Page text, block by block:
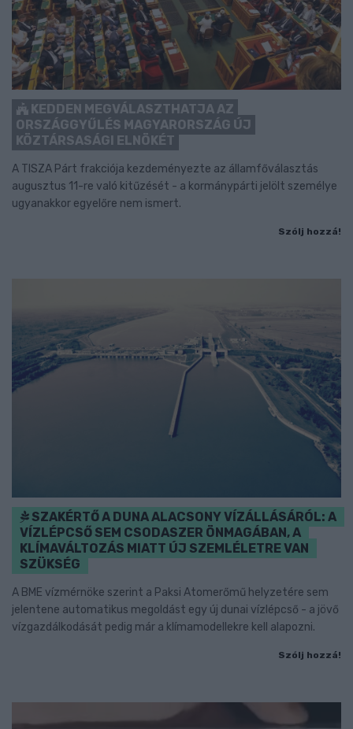
KEDDEN MEGVÁLASZTHATJA AZ
ORSZÁGGYŰLÉS MAGYARORSZÁG ÚJ
KÖZTÁRSASÁGI ELNÖKÉT
A TISZA Párt frakciója kezdeményezte az államfőválasztás
augusztus 11-re való kitűzését - a kormánypárti jelölt személye
ugyanakkor egyelőre nem ismert.
Szólj hozzá!
SZAKÉRTŐ A DUNA ALACSONY VÍZÁLLÁSÁRÓL: A
VÍZLÉPCSŐ SEM CSODASZER ÖNMAGÁBAN, A
KLÍMAVÁLTOZÁS MIATT ÚJ SZEMLÉLETRE VAN
SZÜKSÉG
A BME vízmérnöke szerint a Paksi Atomerőmű helyzetére sem
jelentene automatikus megoldást egy új dunai vízlépcső - a jövő
vízgazdálkodását pedig már a klímamodellekre kell alapozni.
Szólj hozzá!